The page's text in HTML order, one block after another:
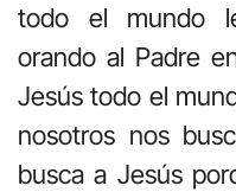
todo el mundo
orando al Padre
Jesús todo el
nosotros nos
busca a Jesús